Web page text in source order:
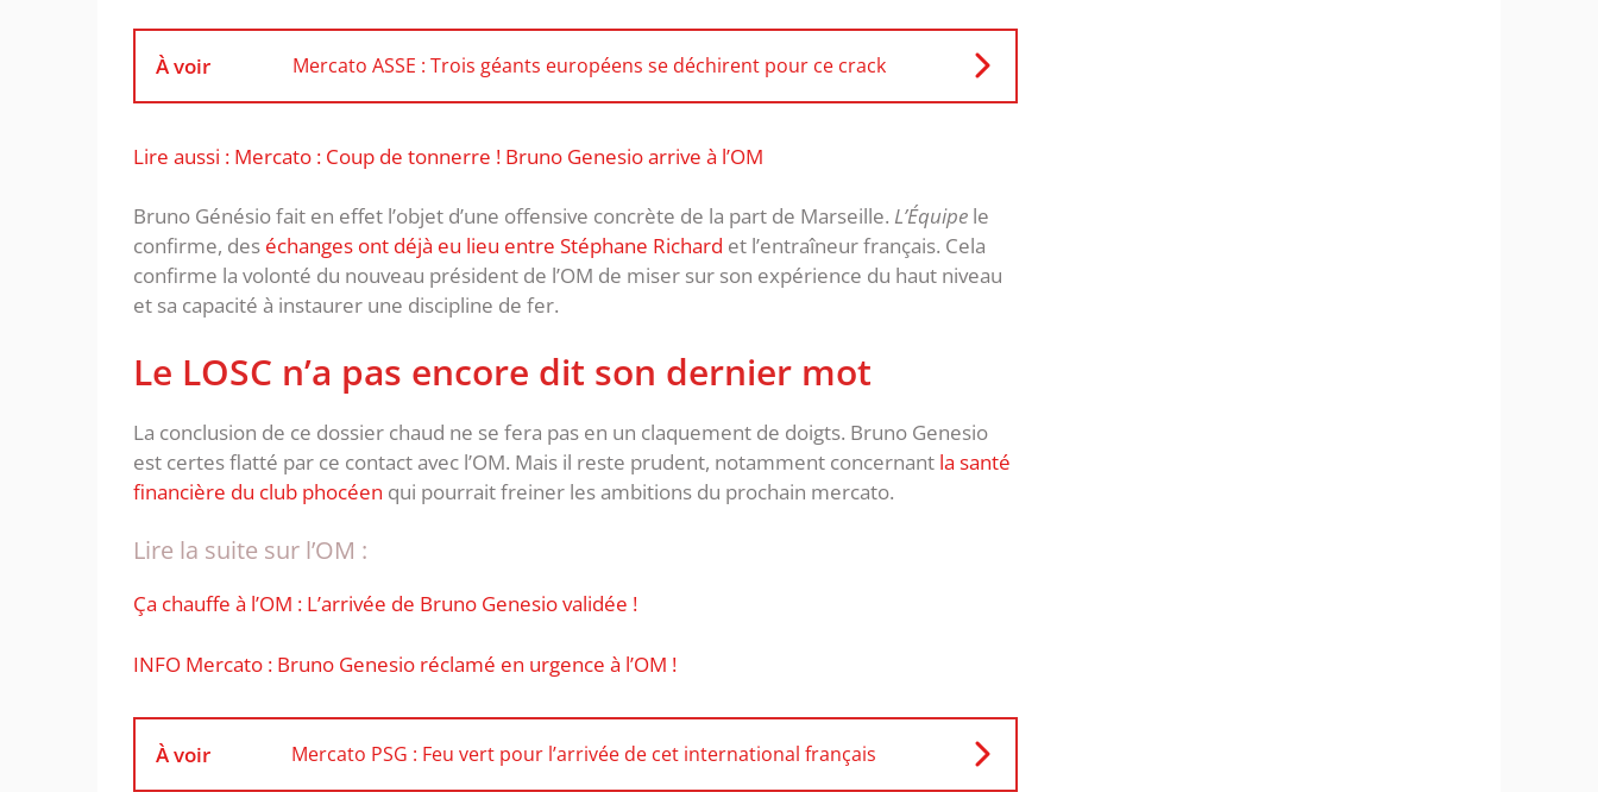
À voir Mercato ASSE : Trois géants européens se déchirent pour ce crack
Lire aussi : Mercato : Coup de tonnerre ! Bruno Genesio arrive à l’OM
Bruno Génésio fait en effet l’objet d’une offensive concrète de la part de Marseille. L’Équipe le
confirme, des échanges ont déjà eu lieu entre Stéphane Richard et l’entraîneur français. Cela
confirme la volonté du nouveau président de l’OM de miser sur son expérience du haut niveau
et sa capacité à instaurer une discipline de fer.
Le LOSC n’a pas encore dit son dernier mot
La conclusion de ce dossier chaud ne se fera pas en un claquement de doigts. Bruno Genesio
est certes flatté par ce contact avec l’OM. Mais il reste prudent, notamment concernant la santé
financière du club phocéen qui pourrait freiner les ambitions du prochain mercato.
Lire la suite sur l’OM :
Ça chauffe à l’OM : L’arrivée de Bruno Genesio validée !
INFO Mercato : Bruno Genesio réclamé en urgence à l’OM !
À voir Mercato PSG : Feu vert pour l’arrivée de cet international français